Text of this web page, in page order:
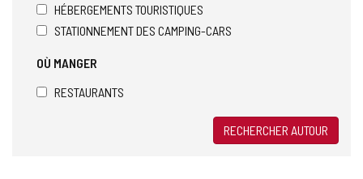
HÉBERGEMENTS TOURISTIQUES
STATIONNEMENT DES CAMPING-CARS
OÙ MANGER
RESTAURANTS
RECHERCHER AUTOUR